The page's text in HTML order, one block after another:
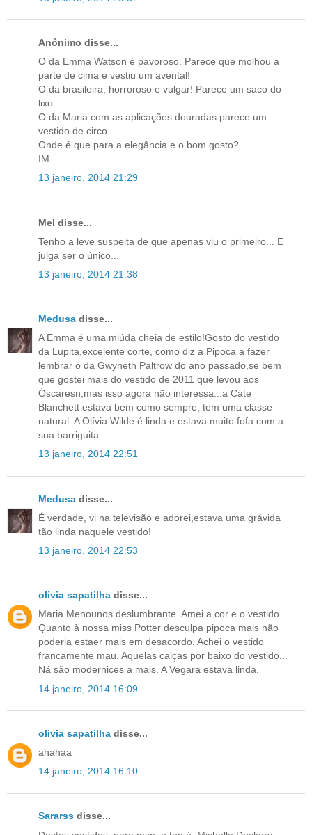
Anónimo disse...
O da Emma Watson é pavoroso. Parece que molhou a
parte de cima e vestiu um avental!
O da brasileira, horroroso e vulgar! Parece um saco do
lixo.
O da Maria com as aplicações douradas parece um
vestido de circo.
Onde é que para a elegância e o bom gosto?
IM
13 janeiro, 2014 21:29
Mel disse...
Tenho a leve suspeita de que apenas viu o primeiro... E
julga ser o único...
13 janeiro, 2014 21:38
Medusa disse...
A Emma é uma miúda cheia de estilo!Gosto do vestido
da Lupita,excelente corte, como diz a Pipoca a fazer
lembrar o da Gwyneth Paltrow do ano passado,se bem
que gostei mais do vestido de 2011 que levou aos
Óscaresn,mas isso agora não interessa...a Cate
Blanchett estava bem como sempre, tem uma classe
natural. A Olívia Wilde é linda e estava muito fofa com a
sua barriguita
13 janeiro, 2014 22:51
Medusa disse...
É verdade, vi na televisão e adorei,estava uma grávida
tão linda naquele vestido!
13 janeiro, 2014 22:53
olivia sapatilha disse...
Maria Menounos deslumbrante. Amei a cor e o vestido.
Quanto à nossa miss Potter desculpa pipoca mais não
poderia estaer mais em desacordo. Achei o vestido
francamente mau. Aquelas calças por baixo do vestido...
Ná são modernices a mais. A Vegara estava linda.
14 janeiro, 2014 16:09
olivia sapatilha disse...
ahahaa
14 janeiro, 2014 16:10
Sararss disse...